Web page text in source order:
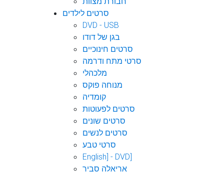
סרטים לילדים
DVD - USB
בגן של דודו
סרטים חינוכיים
סרטי מתח ודרמה
מלכהלי
מנוחה פוקס
קומדיה
סרטים לפעוטות
סרטים שונים
סרטים לנשים
סרטי טבע
English] - DVD]
אריאלה סביר